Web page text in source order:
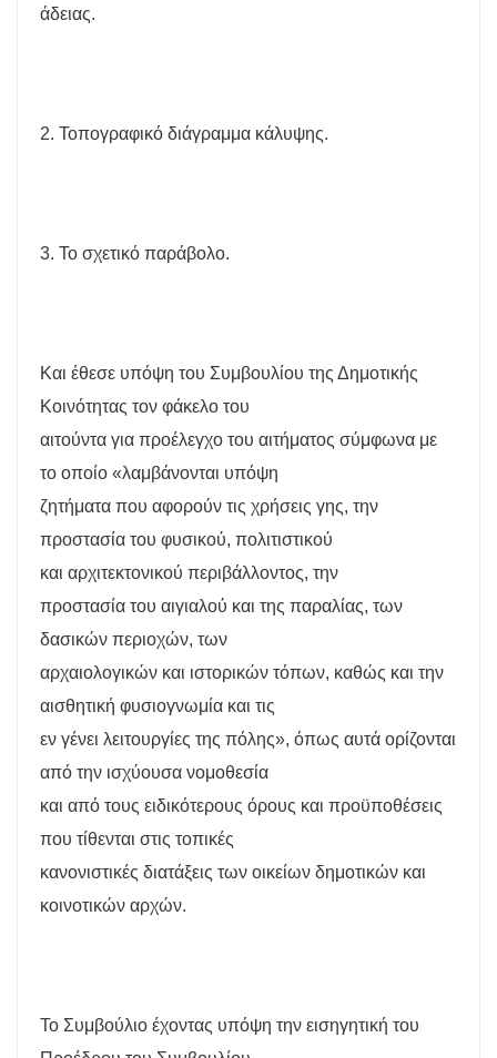
άδειας.
2. Τοπογραφικό διάγραμμα κάλυψης.
3. Το σχετικό παράβολο.
Και έθεσε υπόψη του Συμβουλίου της Δημοτικής
Κοινότητας τον φάκελο του
αιτούντα για προέλεγχο του αιτήματος σύμφωνα με
το οποίο «λαμβάνονται υπόψη
ζητήματα που αφορούν τις χρήσεις γης, την
προστασία του φυσικού, πολιτιστικού
και αρχιτεκτονικού περιβάλλοντος, την
προστασία του αιγιαλού και της παραλίας, των
δασικών περιοχών, των
αρχαιολογικών και ιστορικών τόπων, καθώς και την
αισθητική φυσιογνωμία και τις
εν γένει λειτουργίες της πόλης», όπως αυτά ορίζονται
από την ισχύουσα νομοθεσία
και από τους ειδικότερους όρους και προϋποθέσεις
που τίθενται στις τοπικές
κανονιστικές διατάξεις των οικείων δημοτικών και
κοινοτικών αρχών.
Το Συμβούλιο έχοντας υπόψη την εισηγητική του